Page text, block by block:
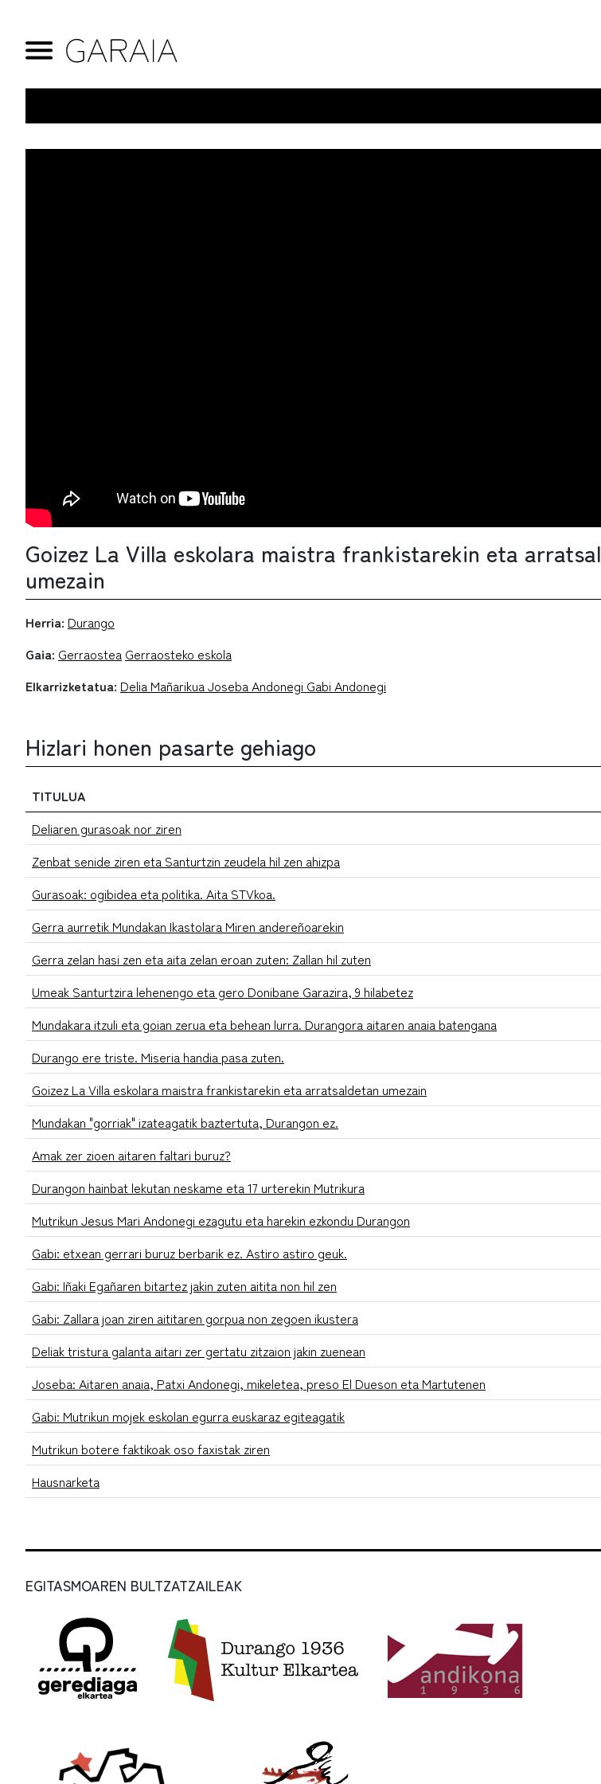
Goizez La Villa eskolara maistra frankistarekin eta
umezain
Herria: Durango
Gaia: Gerraostea Gerraosteko eskola
Elkarrizketatua: Delia Mañarikua Joseba Andonegi Gabi Andonegi
Hizlari honen pasarte gehiago
TITULUA
Deliaren gurasoak nor ziren
Zenbat senide ziren eta Santurtzin zeudela hil zen ahizpa
Gurasoak: ogibidea eta politika. Aita STVkoa.
Gerra aurretik Mundakan Ikastolara Miren andereñoarekin
Gerra zelan hasi zen eta aita zelan eroan zuten: Zallan hil zuten
Umeak Santurtzira lehenengo eta gero Donibane Garazira, 9 hilabetez
Mundakara itzuli eta goian zerua eta behean lurra. Durangora aitaren anaia batengana
Durango ere triste. Miseria handia pasa zuten.
Goizez La Villa eskolara maistra frankistarekin eta arratsaldetan umezain
Mundakan "gorriak" izateagatik baztertuta, Durangon ez.
Amak zer zioen aitaren faltari buruz?
Durangon hainbat lekutan neskame eta 17 urterekin Mutrikura
Mutrikun Jesus Mari Andonegi ezagutu eta harekin ezkondu Durangon
Gabi: etxean gerrari buruz berbarik ez. Astiro astiro geuk.
Gabi: Iñaki Egañaren bitartez jakin zuten aitita non hil zen
Gabi: Zallara joan ziren aititaren gorpua non zegoen ikustera
Deliak tristura galanta aitari zer gertatu zitzaion jakin zuenean
Joseba: Aitaren anaia, Patxi Andonegi, mikeletea, preso El Dueson eta Martutenen
Gabi: Mutrikun mojek eskolan egurra euskaraz egiteagatik
Mutrikun botere faktikoak oso faxistak ziren
Hausnarketa
EGITASMOAREN BULTZATZAILEAK